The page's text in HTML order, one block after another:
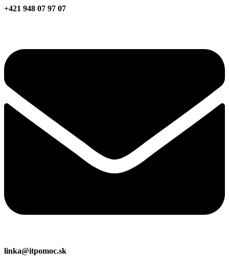
+421 948 07 97 07
linka@itpomoc.sk